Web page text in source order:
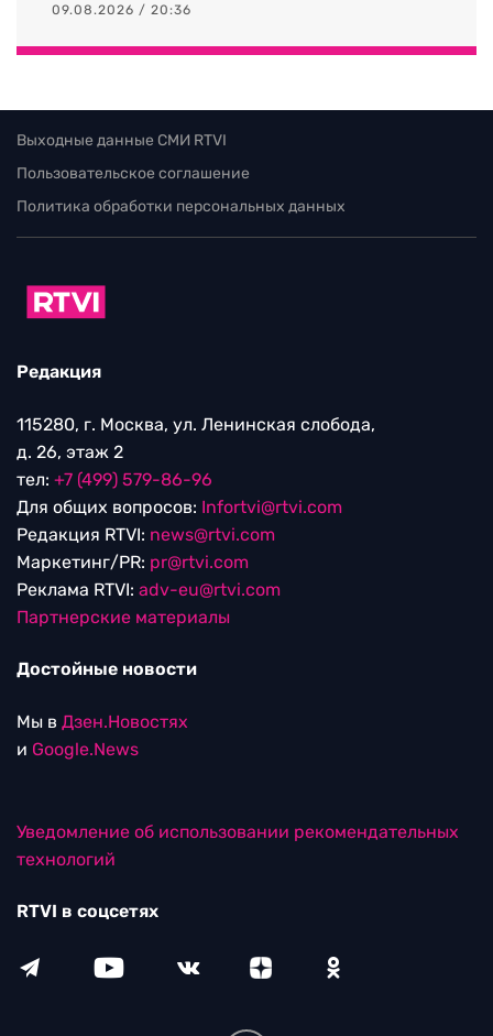
09.08.2026 / 20:36
Выходные данные СМИ RTVI
Пользовательское соглашение
Политика обработки персональных данных
Редакция
115280, г. Москва, ул. Ленинская слобода,
д. 26, этаж 2
тел: +7 (499) 579-86-96
Для общих вопросов: Infortvi@rtvi.com
Редакция RTVI: news@rtvi.com
Маркетинг/PR: pr@rtvi.com
Реклама RTVI: adv-eu@rtvi.com
Партнерские материалы
Достойные новости
Мы в Дзен.Новостях
и Google.News
Уведомление об использовании рекомендательных
технологий
RTVI в соцсетях